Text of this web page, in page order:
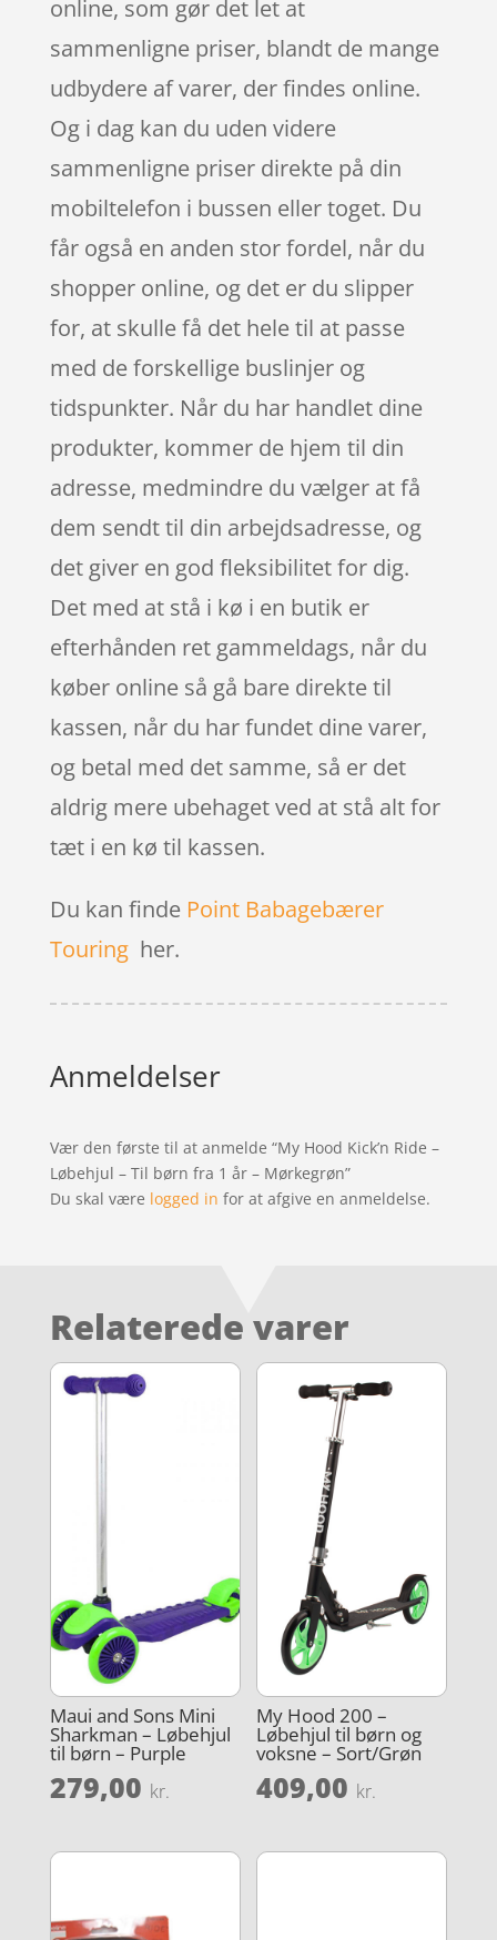
online, som gør det let at
sammenligne priser, blandt de mange
udbydere af varer, der findes online.
Og i dag kan du uden videre
sammenligne priser direkte på din
mobiltelefon i bussen eller toget. Du
får også en anden stor fordel, når du
shopper online, og det er du slipper
for, at skulle få det hele til at passe
med de forskellige buslinjer og
tidspunkter. Når du har handlet dine
produkter, kommer de hjem til din
adresse, medmindre du vælger at få
dem sendt til din arbejdsadresse, og
det giver en god fleksibilitet for dig.
Det med at stå i kø i en butik er
efterhånden ret gammeldags, når du
køber online så gå bare direkte til
kassen, når du har fundet dine varer,
og betal med det samme, så er det
aldrig mere ubehaget ved at stå alt for
tæt i en kø til kassen.
Du kan finde Point Babagebærer
Touringher.
Anmeldelser
Vær den første til at anmelde “My Hood Kick’n Ride –
Løbehjul – Til børn fra 1 år – Mørkegrøn”
Du skal være logged in for at afgive en anmeldelse.
Relaterede varer
Maui and Sons Mini
Sharkman – Løbehjul
til børn – Purple
279,00 kr.
My Hood 200 –
Løbehjul til børn og
voksne – Sort/Grøn
409,00 kr.